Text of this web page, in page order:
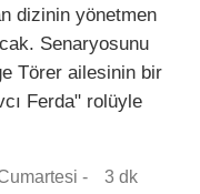
dizinin yönetmen
Senaryosunu
Törer ailesinin bir
Ferda" rolüyle
-
3 dk